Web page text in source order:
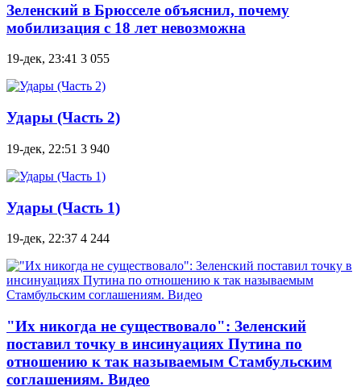
Зеленский в Брюсселе объяснил, почему
мобилизация с 18 лет невозможна
19-дек, 23:41 3 055
Удары (Часть 2)
19-дек, 22:51 3 940
Удары (Часть 1)
19-дек, 22:37 4 244
"Их никогда не существовало": Зеленский
поставил точку в инсинуациях Путина по
отношению к так называемым Стамбульским
соглашениям. Видео